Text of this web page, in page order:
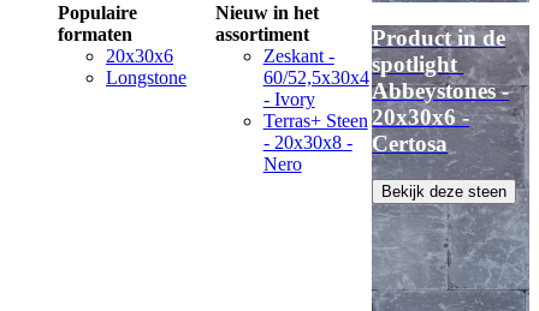
Populaire
formaten
20x30x6
Longstone
Nieuw in het
assortiment
Zeskant -
60/52,5x30x4
- Ivory
Terras+ Steen
- 20x30x8 -
Nero
Product in de
spotlight
Abbeystones -
20x30x6 -
Certosa
Bekijk deze steen